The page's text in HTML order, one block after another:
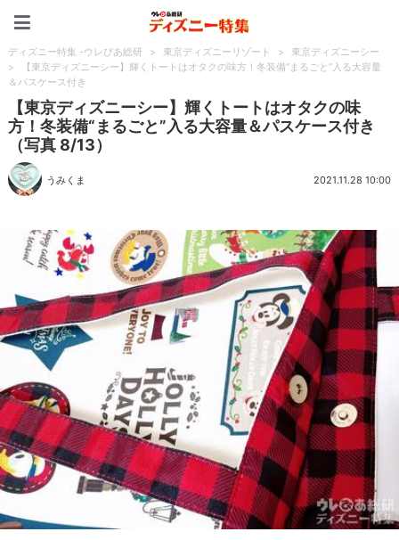
ディズニー特集 -ウレぴあ総研 > 東京ディズニーリゾート >
東京ディズニーシー
>
【東京ディズニーシー】輝くトートはオタクの味方！冬装備“まるごと”入る大容量
＆パスケース付き
【東京ディズニーシー】輝くトートはオタクの味
方！冬装備“まるごと”入る大容量＆パスケース付き
（写真 8/13）
うみくま 2021.11.28 10:00